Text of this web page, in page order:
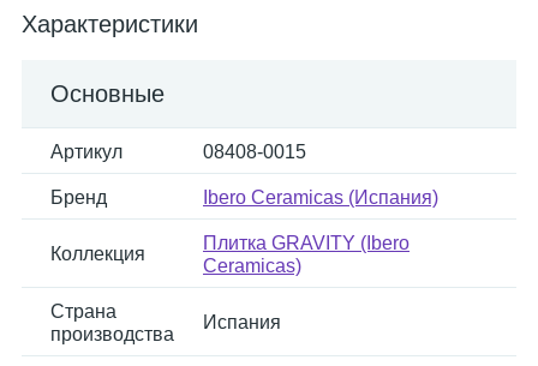
Характеристики
Основные
Артикул 08408-0015
Бренд Ibero Ceramicas (Испания)
Коллекция
Плитка GRAVITY (Ibero
Ceramicas)
Страна
производства
Испания